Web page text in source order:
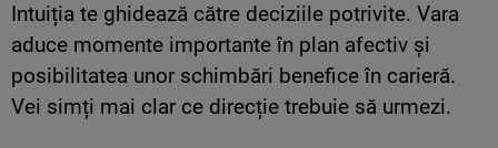
Intuiția te ghidează către deciziile potrivite. Vara
aduce momente importante în plan afectiv și
posibilitatea unor schimbări benefice în carieră.
Vei simți mai clar ce direcție trebuie să urmezi.